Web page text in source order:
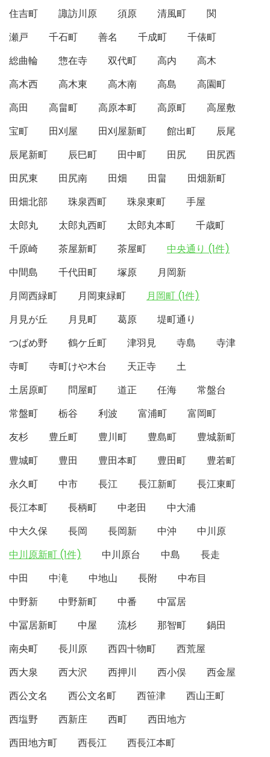
住吉町
諏訪川原 須原 清風町
関
瀬戸
千石町 善名 千成町
千俵町
総曲輪
惣在寺 双代町 高内
高木
高木西
高木東 高木南 高島
高園町
高田
高畠町 高原本町 高原町
高屋敷
宝町
田刈屋 田刈屋新町 館出町
辰尾
辰尾新町
辰巳町 田中町 田尻
田尻西
田尻東
田尻南 田畑 田畠
田畑新町
田畑北部
珠泉西町 珠泉東町
手屋
太郎丸
太郎丸西町 太郎丸本町
千歳町
千原崎
茶屋新町 茶屋町
中央通り (1件)
中間島
千代田町 塚原
月岡新
月岡西緑町
月岡東緑町
月岡町 (1件)
月見が丘
月見町 葛原
堤町通り
つばめ野
鶴ケ丘町 津羽見 寺島
寺津
寺町
寺町けや木台 天正寺
土
土居原町
問屋町 道正 任海
常盤台
常盤町
栃谷 利波 富浦町
富岡町
友杉
豊丘町 豊川町 豊島町
豊城新町
豊城町
豊田 豊田本町 豊田町
豊若町
永久町
中市 長江 長江新町
長江東町
長江本町
長柄町 中老田
中大浦
中大久保
長岡 長岡新 中沖
中川原
中川原新町 (1件)
中川原台 中島
長走
中田
中滝 中地山 長附
中布目
中野新
中野新町 中番
中冨居
中冨居新町
中屋 流杉 那智町
鍋田
南央町
長川原 西四十物町
西荒屋
西大泉
西大沢 西押川 西小俣
西金屋
西公文名
西公文名町 西笹津
西山王町
西塩野
西新庄 西町
西田地方
西田地方町
西長江
西長江本町